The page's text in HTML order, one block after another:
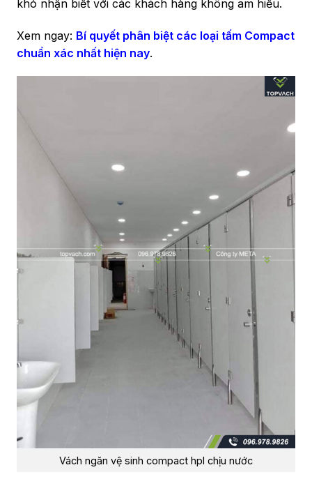
khó nhận biết với các khách hàng không am hiểu.
Xem ngay: Bí quyết phân biệt các loại tấm Compact
chuẩn xác nhất hiện nay.
Vách ngăn vệ sinh compact hpl chịu nước